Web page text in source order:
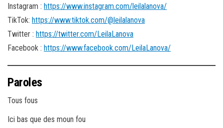
Instagram : https://www.instagram.com/leilalanova/
TikTok: https://www.tiktok.com/@leilalanova
Twitter : https://twitter.com/LeilaLanova
Facebook : https://www.facebook.com/LeilaLanova/
Paroles
Tous fous
Ici bas que des moun fou